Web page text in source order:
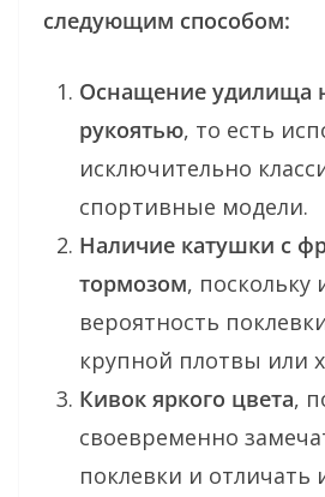
следующим способом:
Оснащение удилища
рукоятью, то есть
исключительно
спортивные модели.
Наличие катушки с
тормозом, поскольку
вероятность
крупной плотвы или
Кивок яркого цвета,
своевременно
поклевки и отличать